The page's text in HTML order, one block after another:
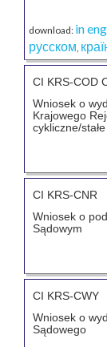
download: in
русском,
CI KRS-COD
Wniosek o
Krajowego
cykliczne/stałe
CI KRS-CNR
Wniosek o
Sądowym
CI KRS-CWY
Wniosek o
Sądowego